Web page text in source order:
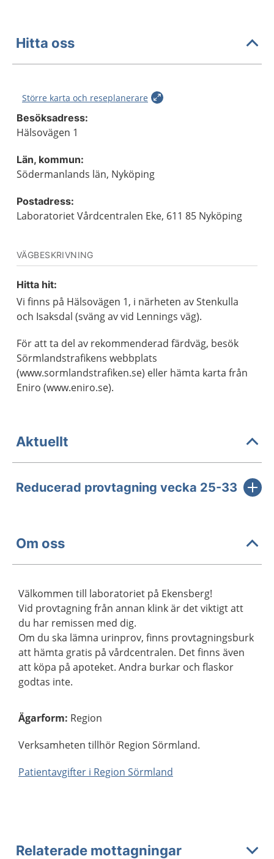
Hitta oss
Större karta och reseplanerare
Besöksadress:
Hälsovägen 1
Län, kommun:
Södermanlands län, Nyköping
Postadress:
Laboratoriet Vårdcentralen Eke, 611 85 Nyköping
VÄGBESKRIVNING
Hitta hit:
Vi finns på Hälsovägen 1, i närheten av Stenkulla
och Isaksdal (sväng av vid Lennings väg).
För att ta del av rekommenderad färdväg, besök
Sörmlandstrafikens webbplats
(www.sormlandstrafiken.se) eller hämta karta från
Eniro (www.eniro.se).
Aktuellt
Reducerad provtagning vecka 25-33
Om oss
Välkommen till laboratoriet på Ekensberg!
Vid provtagning från annan klink är det viktigt att
du har remissen med dig.
Om du ska lämna urinprov, finns provtagningsburk
att hämta gratis på vårdcentralen. Det finns även
att köpa på apoteket. Andra burkar och flaskor
godtas inte.
Ägarform: Region
Verksamheten tillhör Region Sörmland.
Patientavgifter i Region Sörmland
Relaterade mottagningar